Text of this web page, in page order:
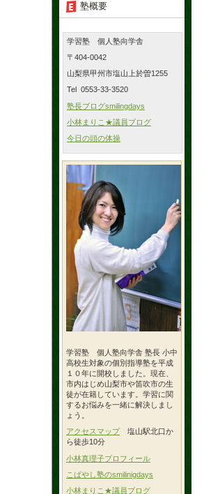
塾概要
学習塾 個人塾向学舎
〒404-0042
山梨県甲州市塩山上於曽1255
Tel 0553-33-3520
塾長ブログsmilingdays
小林まりこ★議員ブログ
今日の頭の体操
学習塾 個人塾向学舎 塾長 小中
高校生対象の個別指導塾を平成
１０年に開校しました。現在、
市内はじめ山梨市や笛吹市の生
徒が在籍しています。学習に関
するお悩みを一緒に解決しまし
ょう。
アクセスマップ 塩山駅北口か
ら徒歩10分
小林真理子プロフィール
こばやし塾のsmilinigdays
小林まりこ★議員ブログ